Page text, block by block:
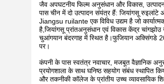
जैव अपघटनीय फिल्म अनुसंधान और विकास,
पास चीन में दो उत्पादन संयंत्र हैं: जियांगसू
Jiangsu ruilante एक विविध उद्यम है जो
है,जियांगसू प्रांतअनुसंधान एवं विकास केंद्र चांगझोउ
चुआंगयान बंदरगाह में स्थित है।फुजियान अक्सिंगडे
पर।
कंपनी के पास स्वतंत्र नवाचार, मजबूत वैज्ञानिक
प्रयोगशाला के साथ घनिष्ठ सहयोग संबंध स्थापित
और तकनीकी कॉलेज के प्रांतीय उच्च व्यावसायिक